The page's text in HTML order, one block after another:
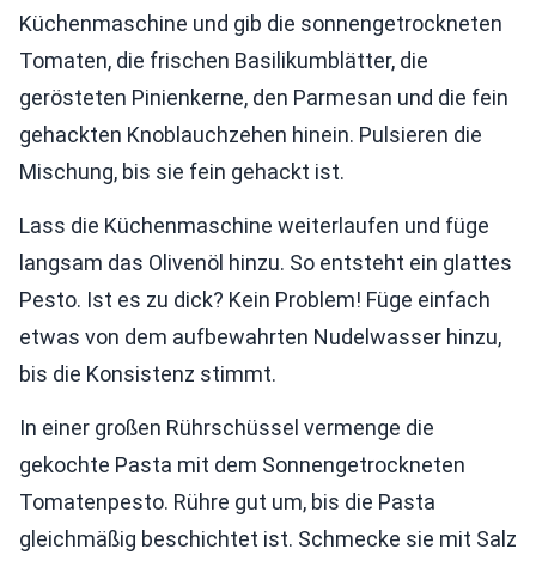
Küchenmaschine und gib die sonnengetrockneten
Tomaten, die frischen Basilikumblätter, die
gerösteten Pinienkerne, den Parmesan und die fein
gehackten Knoblauchzehen hinein. Pulsieren die
Mischung, bis sie fein gehackt ist.
Lass die Küchenmaschine weiterlaufen und füge
langsam das Olivenöl hinzu. So entsteht ein glattes
Pesto. Ist es zu dick? Kein Problem! Füge einfach
etwas von dem aufbewahrten Nudelwasser hinzu,
bis die Konsistenz stimmt.
In einer großen Rührschüssel vermenge die
gekochte Pasta mit dem Sonnengetrockneten
Tomatenpesto. Rühre gut um, bis die Pasta
gleichmäßig beschichtet ist. Schmecke sie mit Salz